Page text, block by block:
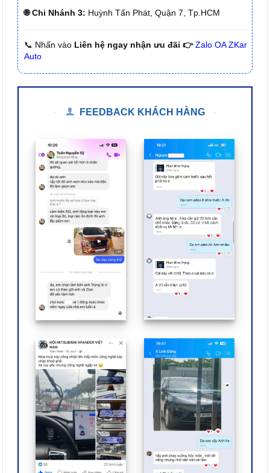
🌐 Chi Nhánh 3: Huỳnh Tấn Phát, Quận 7, Tp.HCM
📞 Nhấn vào Liên hệ ngay nhận ưu đãi 👉 Zalo OA ZKar
Auto
FEEDBACK KHÁCH HÀNG